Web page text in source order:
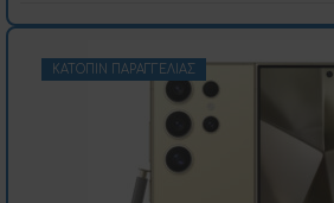
ΚΑΤΌΠΙΝ ΠΑΡΑΓΓΕΛΊΑΣ